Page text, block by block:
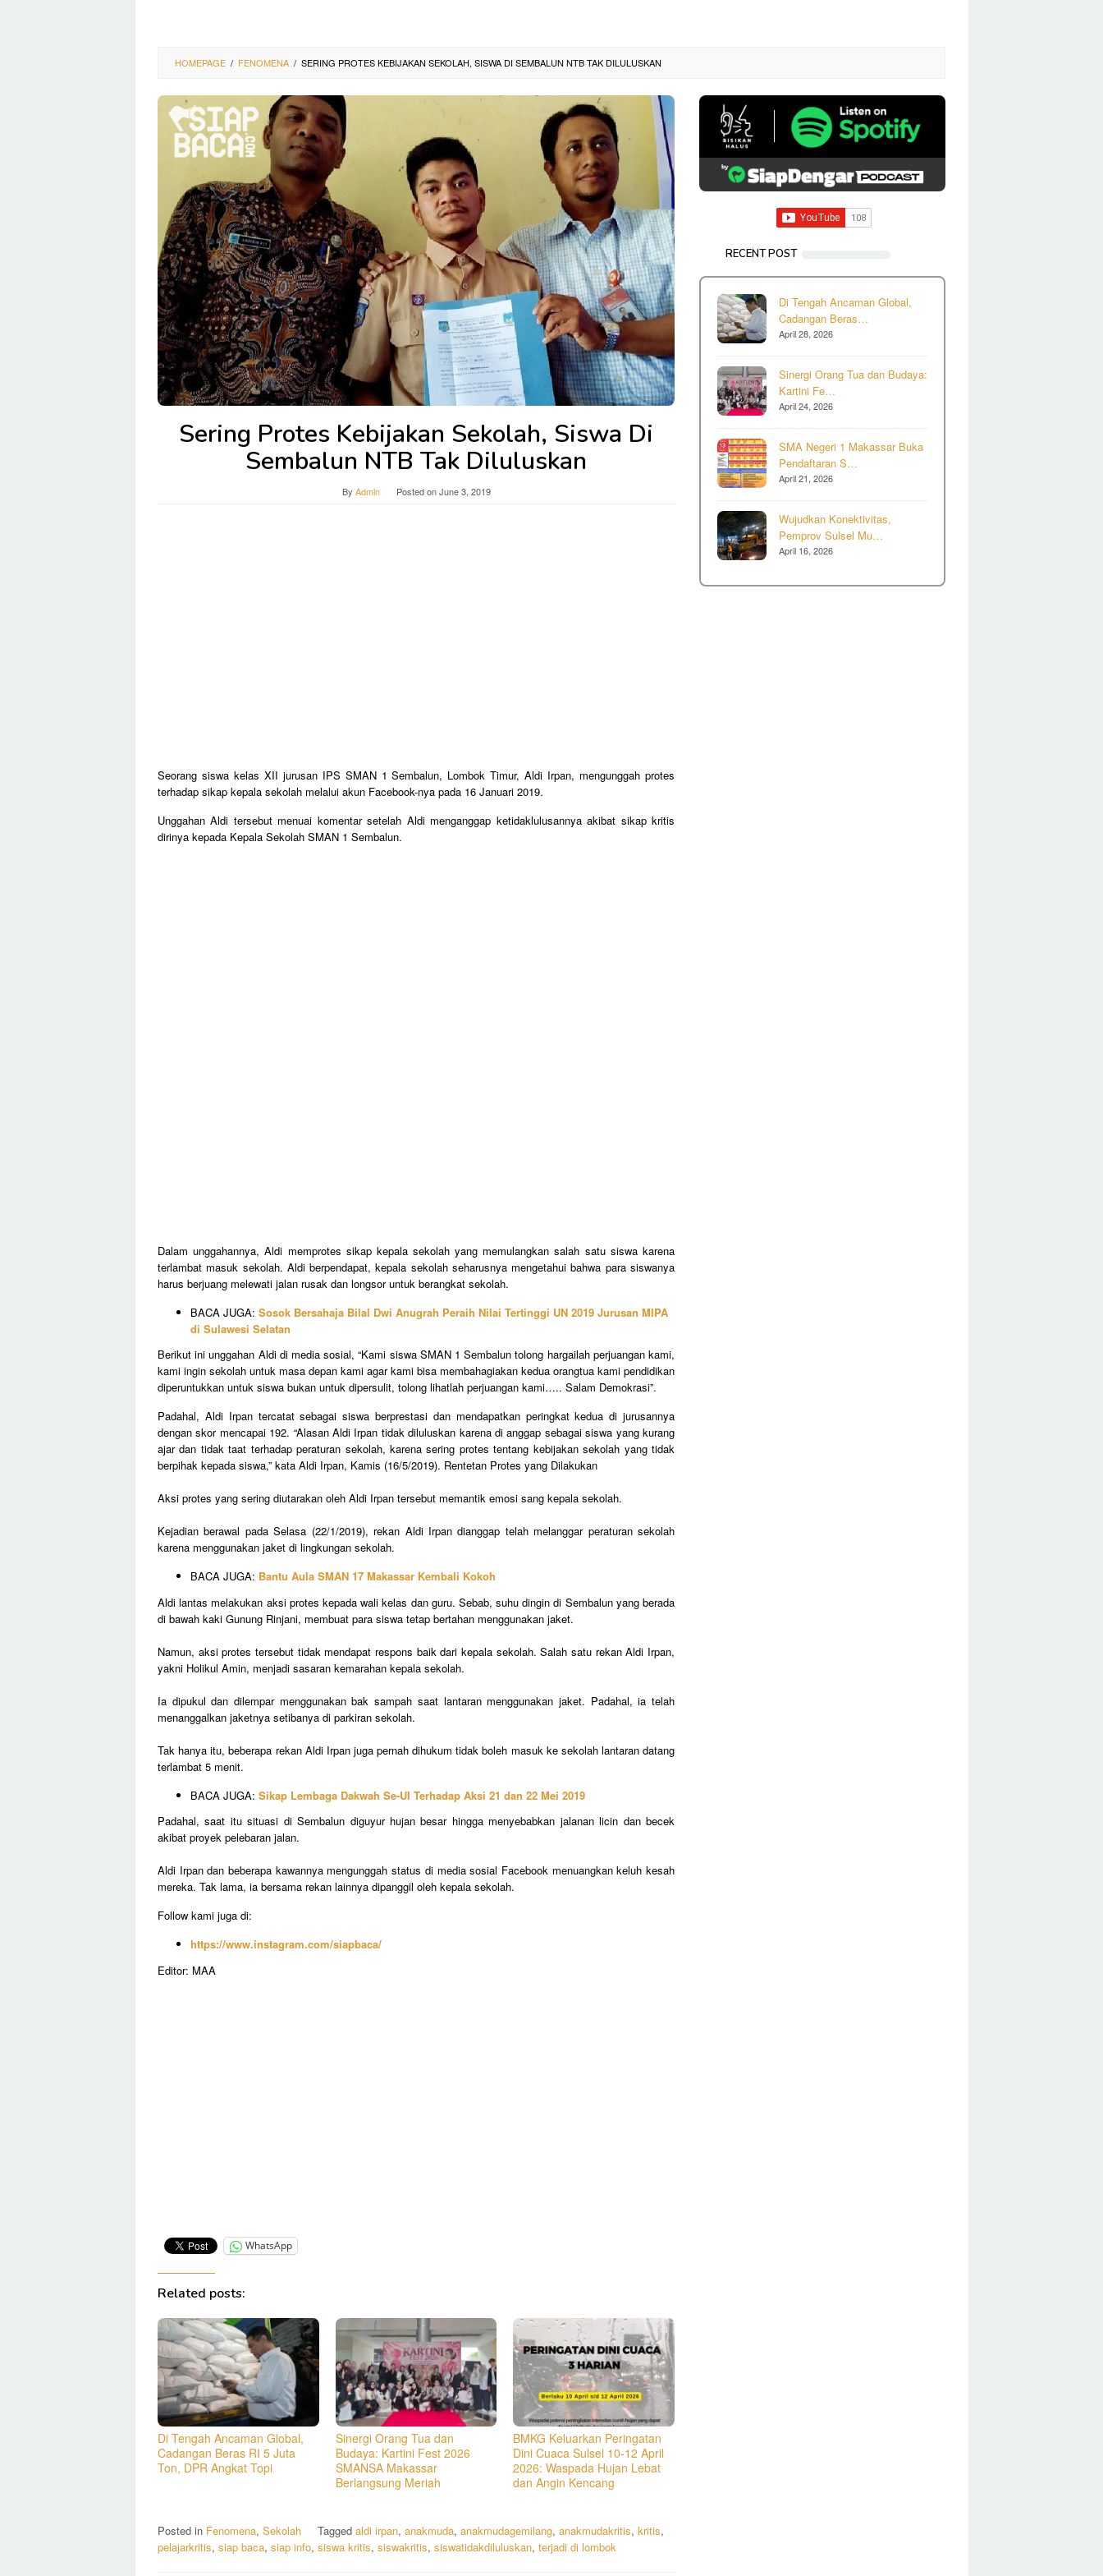
HOMEPAGE / FENOMENA / SERING PROTES KEBIJAKAN SEKOLAH, SISWA DI SEMBALUN NTB TAK DILULUSKAN
Sering Protes Kebijakan Sekolah, Siswa Di
Sembalun NTB Tak Diluluskan
By Admin Posted onJune 3, 2019
Seorang siswa kelas XII jurusan IPS SMAN 1 Sembalun, Lombok Timur, Aldi Irpan, mengunggah protes
terhadap sikap kepala sekolah melalui akun Facebook-nya pada 16 Januari 2019.
Unggahan Aldi tersebut menuai komentar setelah Aldi menganggap ketidaklulusannya akibat sikap kritis
dirinya kepada Kepala Sekolah SMAN 1 Sembalun.
Dalam unggahannya, Aldi memprotes sikap kepala sekolah yang memulangkan salah satu siswa karena
terlambat masuk sekolah. Aldi berpendapat, kepala sekolah seharusnya mengetahui bahwa para siswanya
harus berjuang melewati jalan rusak dan longsor untuk berangkat sekolah.
BACA JUGA: Sosok Bersahaja Bilal Dwi Anugrah Peraih Nilai Tertinggi UN 2019 Jurusan MIPA
di Sulawesi Selatan
Berikut ini unggahan Aldi di media sosial, “Kami siswa SMAN 1 Sembalun tolong hargailah perjuangan kami,
kami ingin sekolah untuk masa depan kami agar kami bisa membahagiakan kedua orangtua kami pendidikan
diperuntukkan untuk siswa bukan untuk dipersulit, tolong lihatlah perjuangan kami….. Salam Demokrasi”.
Padahal, Aldi Irpan tercatat sebagai siswa berprestasi dan mendapatkan peringkat kedua di jurusannya
dengan skor mencapai 192. “Alasan Aldi Irpan tidak diluluskan karena di anggap sebagai siswa yang kurang
ajar dan tidak taat terhadap peraturan sekolah, karena sering protes tentang kebijakan sekolah yang tidak
berpihak kepada siswa,” kata Aldi Irpan, Kamis (16/5/2019). Rentetan Protes yang Dilakukan
Aksi protes yang sering diutarakan oleh Aldi Irpan tersebut memantik emosi sang kepala sekolah.
Kejadian berawal pada Selasa (22/1/2019), rekan Aldi Irpan dianggap telah melanggar peraturan sekolah
karena menggunakan jaket di lingkungan sekolah.
BACA JUGA: Bantu Aula SMAN 17 Makassar Kembali Kokoh
Aldi lantas melakukan aksi protes kepada wali kelas dan guru. Sebab, suhu dingin di Sembalun yang berada
di bawah kaki Gunung Rinjani, membuat para siswa tetap bertahan menggunakan jaket.
Namun, aksi protes tersebut tidak mendapat respons baik dari kepala sekolah. Salah satu rekan Aldi Irpan,
yakni Holikul Amin, menjadi sasaran kemarahan kepala sekolah.
Ia dipukul dan dilempar menggunakan bak sampah saat lantaran menggunakan jaket. Padahal, ia telah
menanggalkan jaketnya setibanya di parkiran sekolah.
Tak hanya itu, beberapa rekan Aldi Irpan juga pernah dihukum tidak boleh masuk ke sekolah lantaran datang
terlambat 5 menit.
BACA JUGA: Sikap Lembaga Dakwah Se-UI Terhadap Aksi 21 dan 22 Mei 2019
Padahal, saat itu situasi di Sembalun diguyur hujan besar hingga menyebabkan jalanan licin dan becek
akibat proyek pelebaran jalan.
Aldi Irpan dan beberapa kawannya mengunggah status di media sosial Facebook menuangkan keluh kesah
mereka. Tak lama, ia bersama rekan lainnya dipanggil oleh kepala sekolah.
Follow kami juga di:
https://www.instagram.com/siapbaca/
Editor: MAA
WhatsApp
Related posts:
Di Tengah Ancaman Global,
Cadangan Beras RI 5 Juta
Ton, DPR Angkat Topi
Sinergi Orang Tua dan
Budaya: Kartini Fest 2026
SMANSA Makassar
Berlangsung Meriah
BMKG Keluarkan Peringatan
Dini Cuaca Sulsel 10-12 April
2026: Waspada Hujan Lebat
dan Angin Kencang
Posted in Fenomena, Sekolah Tagged aldi irpan, anakmuda, anakmudagemilang, anakmudakritis, kritis,
pelajarkritis, siap baca, siap info, siswa kritis, siswakritis, siswatidakdiluluskan, terjadi di lombok
RECENT POST
Di Tengah Ancaman Global,
Cadangan Beras…
April 28, 2026
Sinergi Orang Tua dan Budaya:
Kartini Fe…
April 24, 2026
SMA Negeri 1 Makassar Buka
Pendaftaran S…
April 21, 2026
Wujudkan Konektivitas,
Pemprov Sulsel Mu…
April 16, 2026